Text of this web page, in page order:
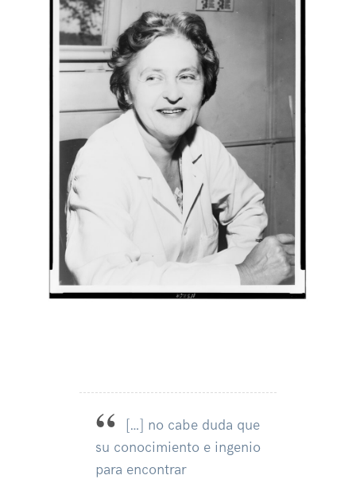
[…] no cabe duda que
su conocimiento e ingenio
para encontrar